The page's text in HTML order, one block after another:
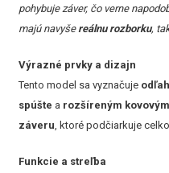
pohybuje záver, čo verne
majú navyšereálnu rozborku,
Výrazné prvky a dizajn
Tento model sa vyznačuje
spúšte a rozšíreným
záveru, ktoré podčiarkuje
Funkcie a streľba